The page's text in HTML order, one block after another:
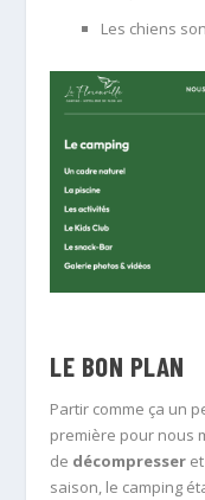
Les chiens
LE BON PLAN
Partir comme ça un
première pour nous
de décompresser et
saison, le camping